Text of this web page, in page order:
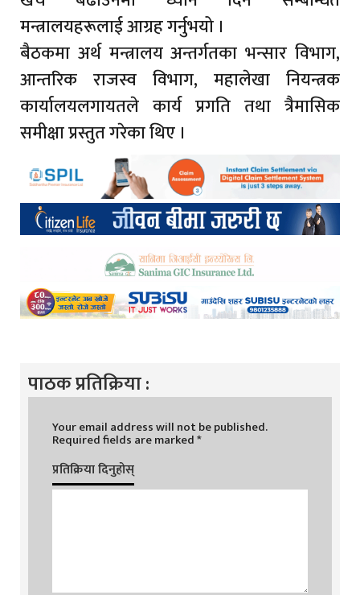
मन्त्रालयहरूलाई आग्रह गर्नुभयो ।
बैठकमा अर्थ मन्त्रालय अन्तर्गतका भन्सार विभाग,
आन्तरिक राजस्व विभाग, महालेखा नियन्त्रक
कार्यालयलगायतले कार्य प्रगति तथा त्रैमासिक
समीक्षा प्रस्तुत गरेका थिए ।
पाठक प्रतिक्रिया :
Your email address will not be published.
Required fields are marked*
प्रतिक्रिया दिनुहोस्